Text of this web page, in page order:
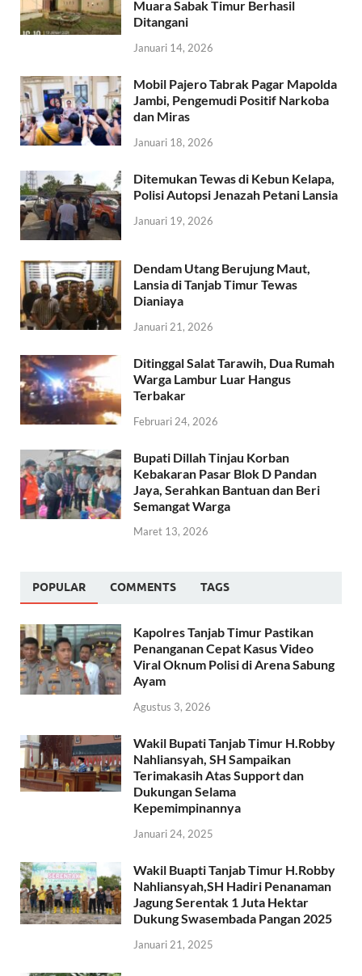
Muara Sabak Timur Berhasil
Ditangani
Januari 14, 2026
Mobil Pajero Tabrak Pagar Mapolda
Jambi, Pengemudi Positif Narkoba
dan Miras
Januari 18, 2026
Ditemukan Tewas di Kebun Kelapa,
Polisi Autopsi Jenazah Petani Lansia
Januari 19, 2026
Dendam Utang Berujung Maut,
Lansia di Tanjab Timur Tewas
Dianiaya
Januari 21, 2026
Ditinggal Salat Tarawih, Dua Rumah
Warga Lambur Luar Hangus
Terbakar
Februari 24, 2026
Bupati Dillah Tinjau Korban
Kebakaran Pasar Blok D Pandan
Jaya, Serahkan Bantuan dan Beri
Semangat Warga
Maret 13, 2026
POPULAR COMMENTS TAGS
Kapolres Tanjab Timur Pastikan
Penanganan Cepat Kasus Video
Viral Oknum Polisi di Arena Sabung
Ayam
Agustus 3, 2026
Wakil Bupati Tanjab Timur H.Robby
Nahliansyah, SH Sampaikan
Terimakasih Atas Support dan
Dukungan Selama
Kepemimpinannya
Januari 24, 2025
Wakil Buapti Tanjab Timur H.Robby
Nahliansyah,SH Hadiri Penanaman
Jagung Serentak 1 Juta Hektar
Dukung Swasembada Pangan 2025
Januari 21, 2025